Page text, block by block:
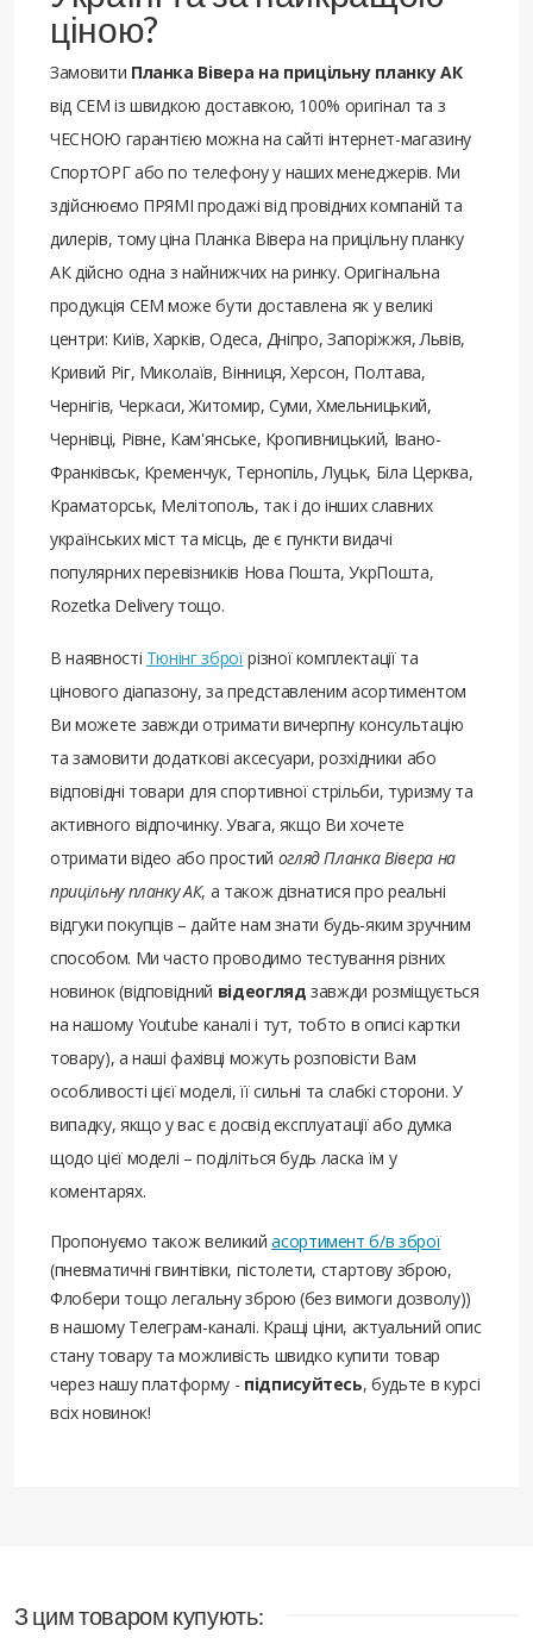
ціною?
Замовити Планка Вівера на прицільну планку АК
від СЕМ із швидкою доставкою, 100% оригінал та з
ЧЕСНОЮ гарантією можна на сайті інтернет-магазину
СпортОРГ або по телефону у наших менеджерів. Ми
здійснюємо ПРЯМІ продажі від провідних компаній та
дилерів, тому ціна Планка Вівера на прицільну планку
АК дійсно одна з найнижчих на ринку. Оригінальна
продукція СЕМ може бути доставлена ​​як у великі
центри: Київ, Харків, Одеса, Дніпро, Запоріжжя, Львів,
Кривий Ріг, Миколаїв, Вінниця, Херсон, Полтава,
Чернігів, Черкаси, Житомир, Суми, Хмельницький,
Чернівці, Рівне, Кам'янське, Кропивницький, Івано-
Франківськ, Кременчук, Тернопіль, Луцьк, Біла Церква,
Краматорськ, Мелітополь, так і до інших славних
українських міст та місць, де є пункти видачі
популярних перевізників Нова Пошта, УкрПошта,
Rozetka Delivery тощо.
В наявності Тюнінг зброїрізної комплектації та
цінового діапазону, за представленим асортиментом
Ви можете завжди отримати вичерпну консультацію
та замовити додаткові аксесуари, розхідники або
відповідні товари для спортивної стрільби, туризму та
активного відпочинку. Увага, якщо Ви хочете
отримати відео або простий огляд Планка Вівера на
прицільну планку АК, а також дізнатися про реальні
відгуки покупців – дайте нам знати будь-яким зручним
способом. Ми часто проводимо тестування різних
новинок (відповідний відеогляд завжди розміщується
на нашому Youtube каналі і тут, тобто в описі картки
товару), а наші фахівці можуть розповісти Вам
особливості цієї моделі, її сильні та слабкі сторони. У
випадку, якщо у вас є досвід експлуатації або думка
щодо цієї моделі – поділіться будь ласка їм у
коментарях.
Пропонуємо також великийасортимент б/в зброї
(пневматичні гвинтівки, пістолети, стартову зброю,
Флобери тощо легальну зброю (без вимоги дозволу))
в нашому Телеграм-каналі. Кращі ціни, актуальний опис
стану товару та можливість швидко купити товар
через нашу платформу - підписуйтесь, будьте в курсі
всіх новинок!
З цим товаром купують: